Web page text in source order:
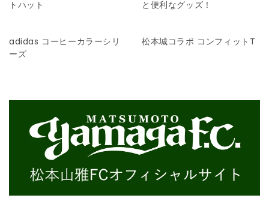
トハット
と便利なグッズ！
adidas コーヒーカラーシリ
ーズ
松本城コラボ コンフィットT